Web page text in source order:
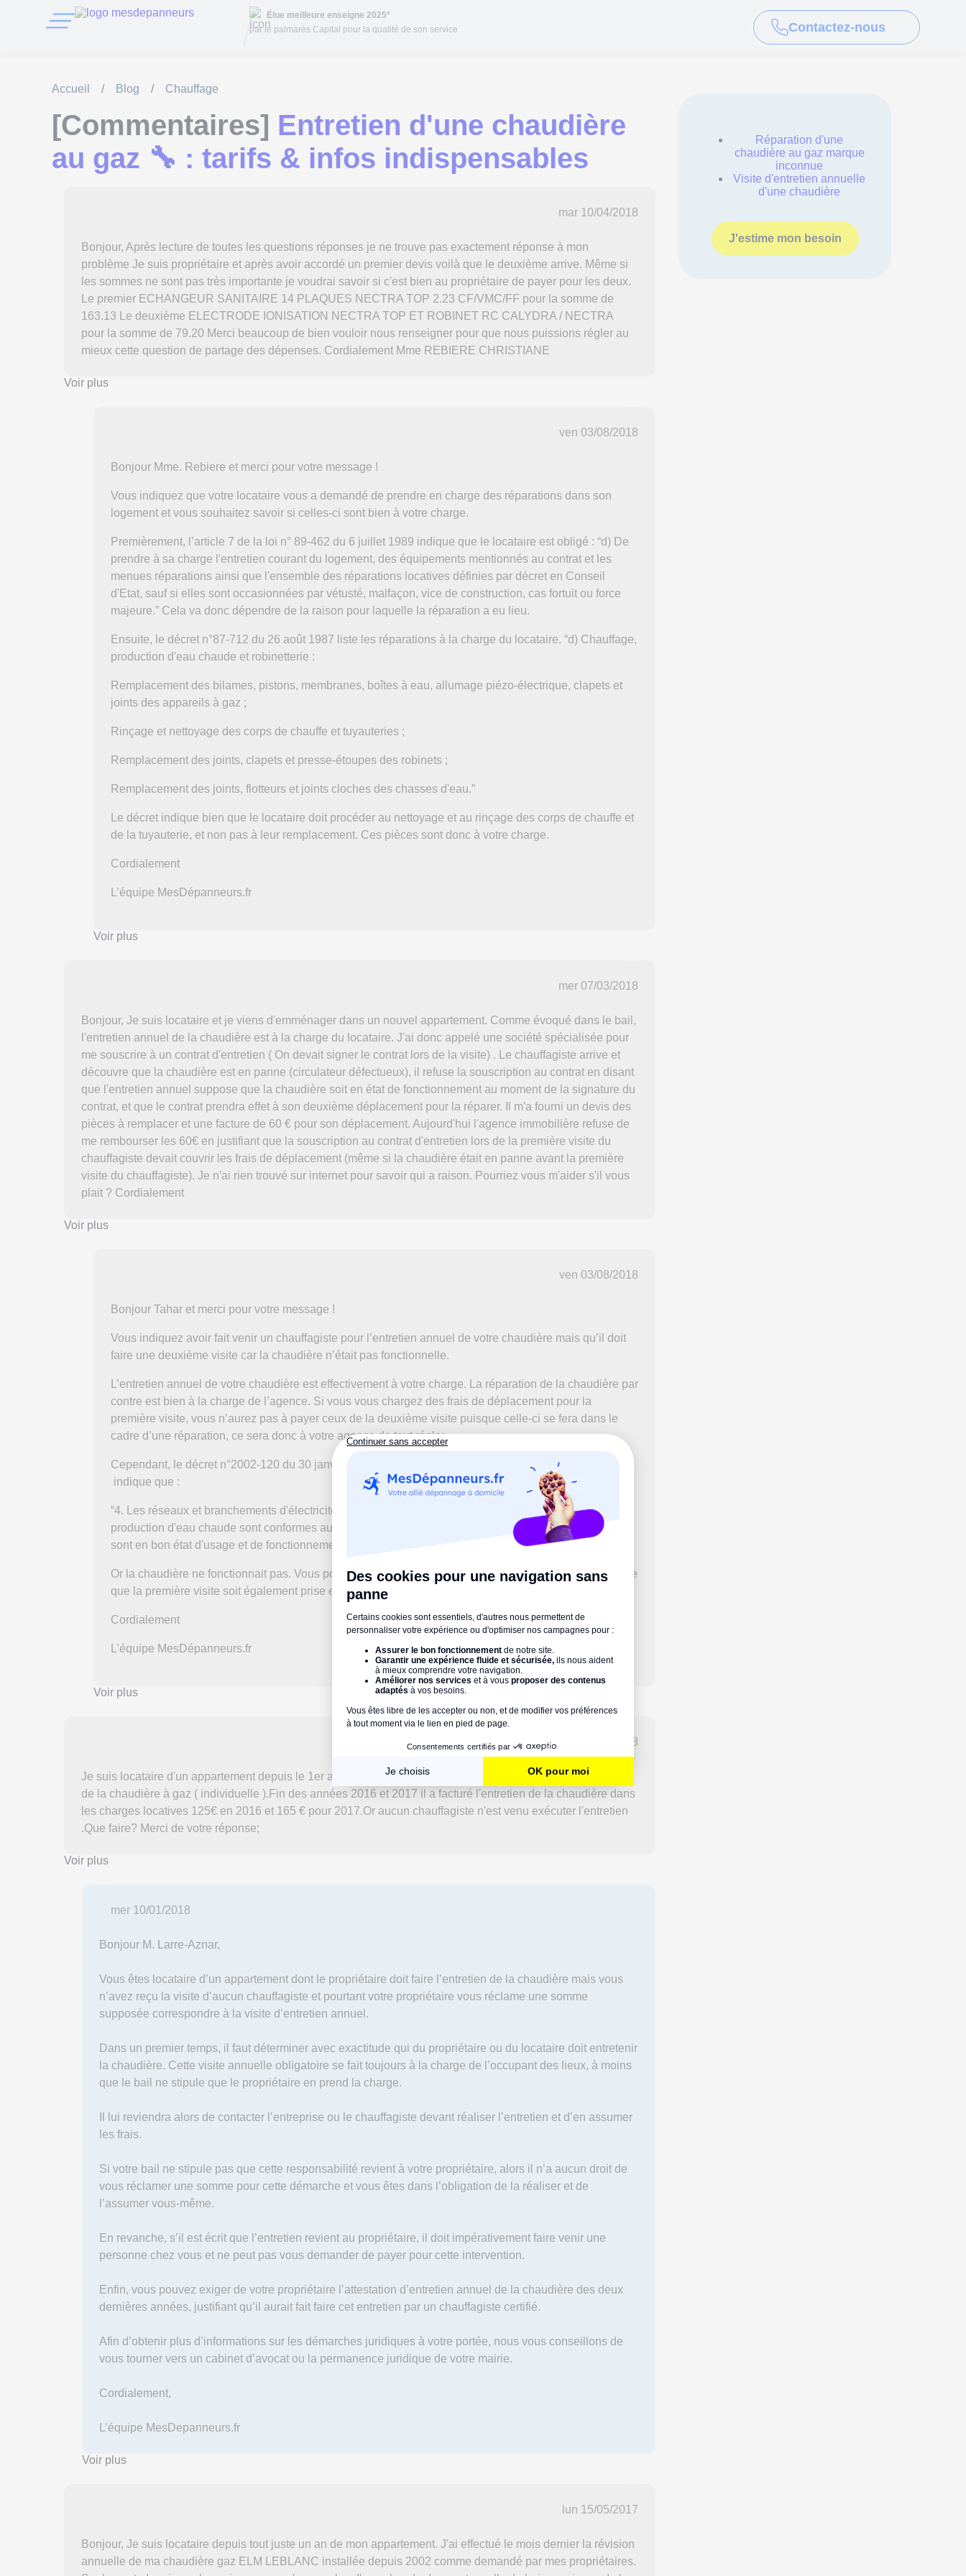
Élue meilleure enseigne 2025*
par le palmarès Capital pour la qualité de son service
Contactez-nous
Réparation d'une
chaudière au gaz marque
inconnue
Visite d'entretien annuelle
d'une chaudière
J'estime mon besoin
Accueil / Blog / Chauffage
[Commentaires] Entretien d'une chaudière
au gaz 🔧 : tarifs & infos indispensables
mar 10/04/2018
Bonjour, Après lecture de toutes les questions réponses je ne trouve pas exactement réponse à mon
problème Je suis propriétaire et après avoir accordé un premier devis voilà que le deuxième arrive. Même si
les sommes ne sont pas très importante je voudrai savoir si c'est bien au propriétaire de payer pour les deux.
Le premier ECHANGEUR SANITAIRE 14 PLAQUES NECTRA TOP 2.23 CF/VMC/FF pour la somme de
163.13 Le deuxième ELECTRODE IONISATION NECTRA TOP ET ROBINET RC CALYDRA / NECTRA
pour la somme de 79.20 Merci beaucoup de bien vouloir nous renseigner pour que nous puissions régler au
mieux cette question de partage des dépenses. Cordialement Mme REBIERE CHRISTIANE
Voir plus
ven 03/08/2018
Bonjour Mme. Rebiere et merci pour votre message !
Vous indiquez que votre locataire vous a demandé de prendre en charge des réparations dans son
logement et vous souhaitez savoir si celles-ci sont bien à votre charge.
Premièrement, l’article 7 de la loi n° 89-462 du 6 juillet 1989 indique que le locataire est obligé : “d) De
prendre à sa charge l'entretien courant du logement, des équipements mentionnés au contrat et les
menues réparations ainsi que l'ensemble des réparations locatives définies par décret en Conseil
d'Etat, sauf si elles sont occasionnées par vétusté, malfaçon, vice de construction, cas fortuit ou force
majeure.” Cela va donc dépendre de la raison pour laquelle la réparation a eu lieu.
Ensuite, le décret n°87-712 du 26 août 1987 liste les réparations à la charge du locataire. “d) Chauffage,
production d'eau chaude et robinetterie :
Remplacement des bilames, pistons, membranes, boîtes à eau, allumage piézo-électrique, clapets et
joints des appareils à gaz ;
Rinçage et nettoyage des corps de chauffe et tuyauteries ;
Remplacement des joints, clapets et presse-étoupes des robinets ;
Remplacement des joints, flotteurs et joints cloches des chasses d'eau.”
Le décret indique bien que le locataire doit procéder au nettoyage et au rinçage des corps de chauffe et
de la tuyauterie, et non pas à leur remplacement. Ces pièces sont donc à votre charge.
Cordialement
L’équipe MesDépanneurs.fr
Voir plus
mer 07/03/2018
Bonjour, Je suis locataire et je viens d'emménager dans un nouvel appartement. Comme évoqué dans le bail,
l'entretien annuel de la chaudière est à la charge du locataire. J'ai donc appelé une société spécialisée pour
me souscrire à un contrat d'entretien ( On devait signer le contrat lors de la visite) . Le chauffagiste arrive et
découvre que la chaudière est en panne (circulateur défectueux), il refuse la souscription au contrat en disant
que l'entretien annuel suppose que la chaudière soit en état de fonctionnement au moment de la signature du
contrat, et que le contrat prendra effet à son deuxième déplacement pour la réparer. Il m'a fourni un devis des
pièces à remplacer et une facture de 60 € pour son déplacement. Aujourd'hui l'agence immobilière refuse de
me rembourser les 60€ en justifiant que la souscription au contrat d'entretien lors de la première visite du
chauffagiste devait couvrir les frais de déplacement (même si la chaudière était en panne avant la première
visite du chauffagiste). Je n'ai rien trouvé sur internet pour savoir qui a raison. Pourriez vous m'aider s'il vous
plait ? Cordialement
Voir plus
ven 03/08/2018
Bonjour Tahar et merci pour votre message !
Vous indiquez avoir fait venir un chauffagiste pour l’entretien annuel de votre chaudière mais qu’il doit
faire une deuxième visite car la chaudière n’était pas fonctionnelle.
L’entretien annuel de votre chaudière est effectivement à votre charge. La réparation de la chaudière par
contre est bien à la charge de l’agence. Si vous vous chargez des frais de déplacement pour la
première visite, vous n’aurez pas à payer ceux de la deuxième visite puisque celle-ci se fera dans le
cadre d’une réparation, ce sera donc à votre agence de tout régler.
Cependant, le décret n°2002-120 du 30 janvier 2002 relatif aux caractéristiques du logement décent
indique que :
“4. Les réseaux et branchements d'électricité et de gaz et les équipements de chauffage et de
production d'eau chaude sont conformes aux normes de sécurité définies par les lois et règlements et
sont en bon état d'usage et de fonctionnement ;”
Or la chaudière ne fonctionnait pas. Vous pourriez donc vous appuyer sur ce décret pour demander à ce
que la première visite soit également prise en charge par votre propriétaire.
Cordialement
L’équipe MesDépanneurs.fr
Voir plus
ven 05/01/2018
Je suis locataire d'un appartement depuis le 1er avril 2016.Le propriétaire a dit qu'il s'occupait de l'entretien
de la chaudière à gaz ( individuelle ).Fin des années 2016 et 2017 il a facturé l'entretien de la chaudière dans
les charges locatives 125€ en 2016 et 165 € pour 2017.Or aucun chauffagiste n'est venu exécuter l'entretien
.Que faire? Merci de votre réponse;
Voir plus
mer 10/01/2018
Bonjour M. Larre-Aznar,
Vous êtes locataire d’un appartement dont le propriétaire doit faire l’entretien de la chaudière mais vous
n’avez reçu la visite d’aucun chauffagiste et pourtant votre propriétaire vous réclame une somme
supposée correspondre à la visite d’entretien annuel.
Dans un premier temps, il faut déterminer avec exactitude qui du propriétaire ou du locataire doit entretenir
la chaudière. Cette visite annuelle obligatoire se fait toujours à la charge de l’occupant des lieux, à moins
que le bail ne stipule que le propriétaire en prend la charge.
Il lui reviendra alors de contacter l’entreprise ou le chauffagiste devant réaliser l’entretien et d’en assumer
les frais.
Si votre bail ne stipule pas que cette responsabilité revient à votre propriétaire, alors il n’a aucun droit de
vous réclamer une somme pour cette démarche et vous êtes dans l’obligation de la réaliser et de
l’assumer vous-même.
En revanche, s’il est écrit que l’entretien revient au propriétaire, il doit impérativement faire venir une
personne chez vous et ne peut pas vous demander de payer pour cette intervention.
Enfin, vous pouvez exiger de votre propriétaire l’attestation d’entretien annuel de la chaudière des deux
dernières années, justifiant qu’il aurait fait faire cet entretien par un chauffagiste certifié.
Afin d’obtenir plus d’informations sur les démarches juridiques à votre portée, nous vous conseillons de
vous tourner vers un cabinet d’avocat ou la permanence juridique de votre mairie.
Cordialement,
L’équipe MesDepanneurs.fr
Voir plus
lun 15/05/2017
Bonjour, Je suis locataire depuis tout juste un an de mon appartement. J'ai effectué le mois dernier la révision
annuelle de ma chaudière gaz ELM LEBLANC installée depuis 2002 comme demandé par mes propriétaires.